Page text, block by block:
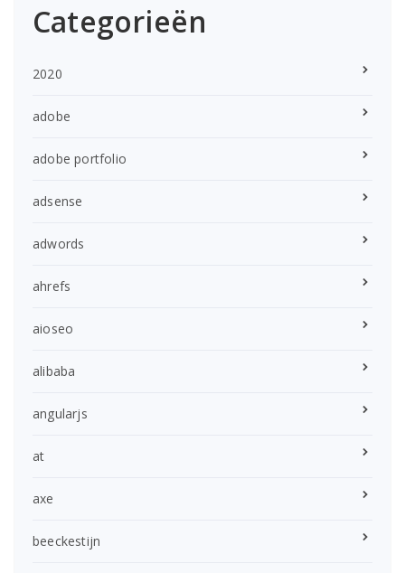
Categorieën
2020
adobe
adobe portfolio
adsense
adwords
ahrefs
aioseo
alibaba
angularjs
at
axe
beeckestijn